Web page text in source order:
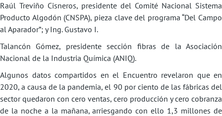
Raúl Treviño Cisneros, presidente del Comité Nacional Sistema
Producto Algodón (CNSPA), pieza clave del programa “Del Campo
al Aparador”; y Ing. Gustavo I.
Talancón Gómez, presidente sección fibras de la Asociación
Nacional de la Industria Química (ANIQ).
Algunos datos compartidos en el Encuentro revelaron que en
2020, a causa de la pandemia, el 90 por ciento de las fábricas del
sector quedaron con cero ventas, cero producción y cero cobranza
de la noche a la mañana, arriesgando con ello 1,3 millones de